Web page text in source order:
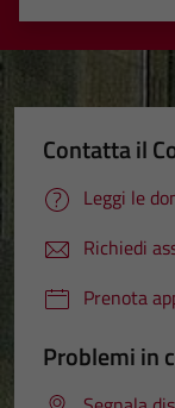
Valuta 3
Valuta 2
Valuta 1 stelle
Contatta il
Leggi le
Richiedi
Prenota
Problemi in